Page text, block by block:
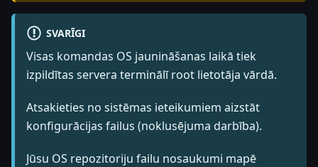
SVARĪGI
Visas komandas OS jaunināšanas laikā tiek
izpildītas servera terminālī root lietotāja vārdā.
Atsakieties no sistēmas ieteikumiem aizstāt
konfigurācijas failus (noklusējuma darbība).
Jūsu OS repozitoriju failu nosaukumi mapē